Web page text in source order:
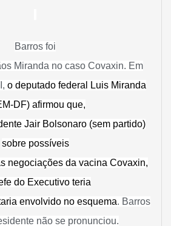
Barros foi
Miranda no caso Covaxin. Em
o deputado federal Luis Miranda
DF) afirmou que,
Jair Bolsonaro (sem partido)
sobre possíveis
negociações da vacina Covaxin,
do Executivo teria
envolvido no esquema. Barros
não se pronunciou.